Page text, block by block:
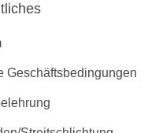
Geschäftsbedingungen